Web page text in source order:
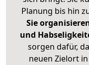
Planung bis hin
Sie
und
sorgen dafür,
neuen Zielort